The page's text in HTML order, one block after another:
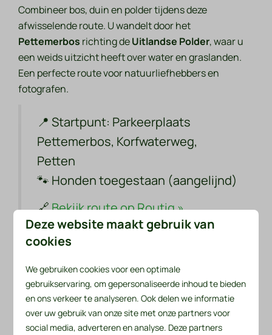
Combineer bos, duin en polder tijdens deze
afwisselende route. U wandelt door het
Pettemerbos richting deUitlandse Polder, waar u
een weids uitzicht heeft over water en graslanden.
Een perfecte route voor natuurliefhebbers en
fotografen.
📍Startpunt: Parkeerplaats
Pettemerbos, Korfwaterweg,
Petten
🐾 Honden toegestaan (aangelijnd)
🔗Bekijk route op Routiq »
🌾 Schoorlse Duinen
Wandelroutes
DeSchoorlse Duinenbieden talloze bewegwijzerde
routes van 3 tot 10 kilometer. Wandel door het bos,
Deze website maakt gebruik van
cookies
We gebruiken cookies voor een optimale
gebruikservaring, om gepersonaliseerde inhoud te bieden
en ons verkeer te analyseren. Ook delen we informatie
over uw gebruik van onze site met onze partners voor
social media, adverteren en analyse. Deze partners